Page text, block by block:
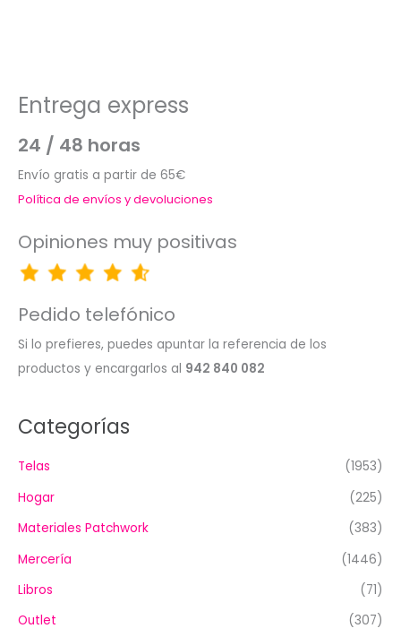
Entrega express
24 / 48 horas
Envío gratis a partir de 65€
Política de envíos y devoluciones
Opiniones muy positivas
Pedido telefónico
Si lo prefieres, puedes apuntar la referencia de los
productos y encargarlos al 942 840 082
Categorías
Telas
(1953)
Hogar
(225)
Materiales Patchwork
(383)
Mercería
(1446)
Libros
(71)
Outlet
(307)